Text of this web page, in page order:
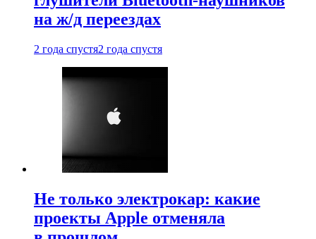
на ж/д переездах
2 года спустя2 года спустя
Не только электрокар: какие
проекты Apple отменяла